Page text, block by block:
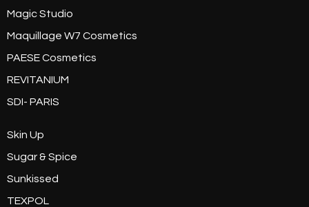
Magic Studio
Maquillage W7 Cosmetics
PAESE Cosmetics
REVITANIUM
SDI- PARIS
Skin Up
Sugar & Spice
Sunkissed
TEXPOL